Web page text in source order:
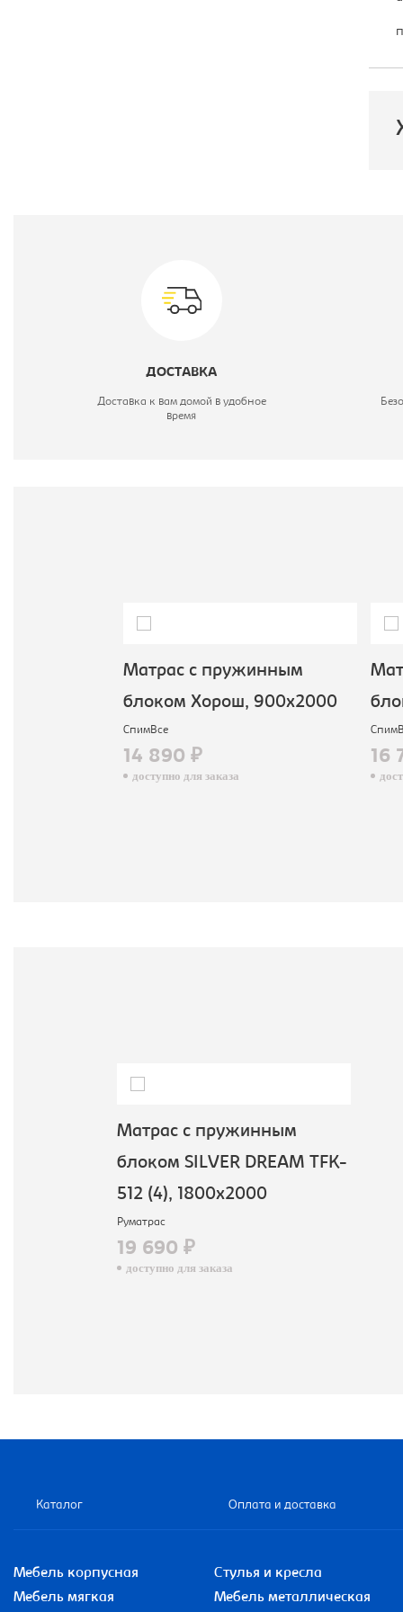
ДОСТАВКА
Доставка к вам домой в удобное
время
Матрас с пружинным
блоком Хорош, 900х2000
СпимВсе
14 890 ₽
доступно для заказа
16
Матрас с пружинным
блоком SILVER DREAM TFK-
512 (4), 1800х2000
Руматрас
19 690 ₽
доступно для заказа
Каталог Оплата и доставка
Мебель корпусная
Стулья и кресла
Мебель мягкая
Мебель металлическая